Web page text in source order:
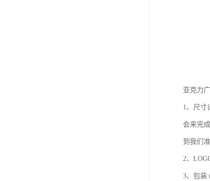
亚克力
1、尺寸
会来完
到我们
2、
3、包装